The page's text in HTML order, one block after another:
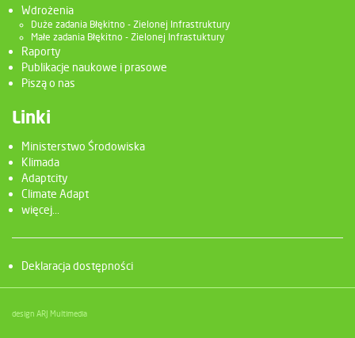
Wdrożenia
Duże zadania Błękitno - Zielonej Infrastruktury
Małe zadania Błękitno - Zielonej Infrastuktury
Raporty
Publikacje naukowe i prasowe
Piszą o nas
Linki
Ministerstwo Środowiska
Klimada
Adaptcity
Climate Adapt
więcej...
Deklaracja dostępności
design ARJ Multimedia